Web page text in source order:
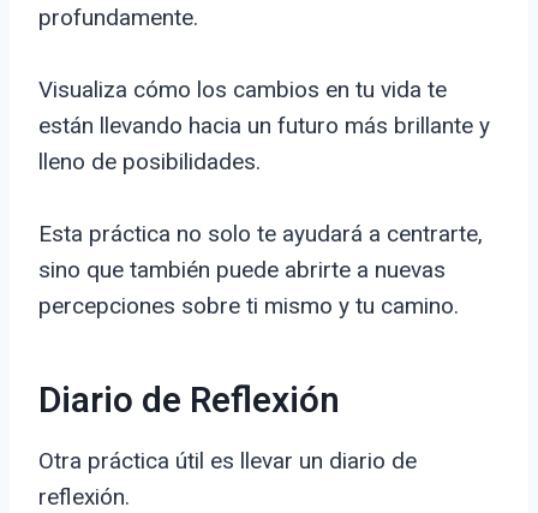
profundamente.
Visualiza cómo los cambios en tu vida te
están llevando hacia un futuro más brillante y
lleno de posibilidades.
Esta práctica no solo te ayudará a centrarte,
sino que también puede abrirte a nuevas
percepciones sobre ti mismo y tu camino.
Diario de Reflexión
Otra práctica útil es llevar un diario de
reflexión.